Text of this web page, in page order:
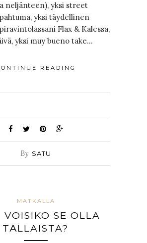
neljänteen), yksi street
yksi täydellinen
Flax & Kalessa,
yksi muy bueno take…
READING
By SATU
MATKALLA
VOISIKO SE OLLA
TÄLLAISTA?